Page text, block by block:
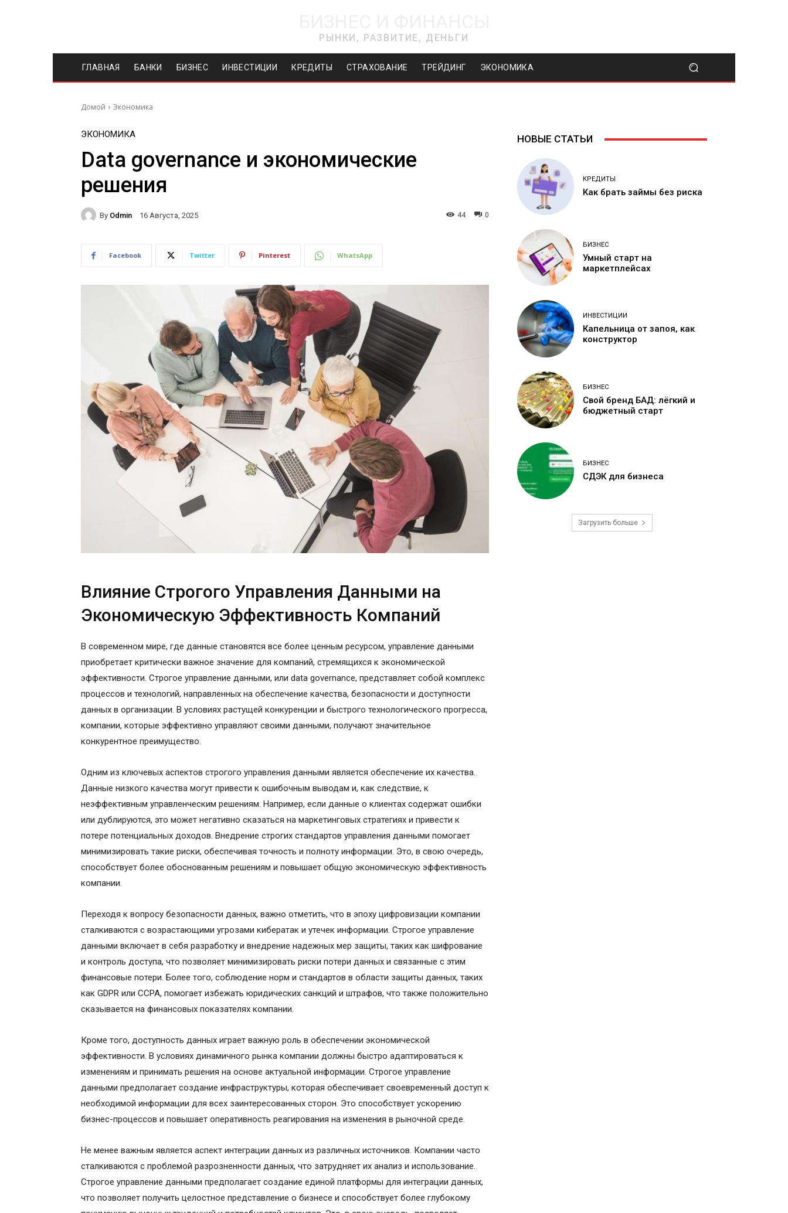
РЫНКИ, РАЗВИТИЕ, ДЕНЬГИ
ГЛАВНАЯ БАНКИ БИЗНЕС ИНВЕСТИЦИИ КРЕДИТЫ СТРАХОВАНИЕ ТРЕЙДИНГ ЭКОНОМИКА
Домой Экономика
ЭКОНОМИКА
Data governance и экономические
решения
By Odmin 16 Августа, 2025 0
44
Facebook Twitter Pinterest WhatsApp
Влияние Строгого Управления Данными на
Экономическую Эффективность Компаний
В современном мире, где данные становятся все более ценным ресурсом, управление данными
приобретает критически важное значение для компаний, стремящихся к экономической
эффективности. Строгое управление данными, или data governance, представляет собой комплекс
процессов и технологий, направленных на обеспечение качества, безопасности и доступности
данных в организации. В условиях растущей конкуренции и быстрого технологического прогресса,
компании, которые эффективно управляют своими данными, получают значительное
конкурентное преимущество.
Одним из ключевых аспектов строгого управления данными является обеспечение их качества.
Данные низкого качества могут привести к ошибочным выводам и, как следствие, к
неэффективным управленческим решениям. Например, если данные о клиентах содержат ошибки
или дублируются, это может негативно сказаться на маркетинговых стратегиях и привести к
потере потенциальных доходов. Внедрение строгих стандартов управления данными помогает
минимизировать такие риски, обеспечивая точность и полноту информации. Это, в свою очередь,
способствует более обоснованным решениям и повышает общую экономическую эффективность
компании.
Переходя к вопросу безопасности данных, важно отметить, что в эпоху цифровизации компании
сталкиваются с возрастающими угрозами кибератак и утечек информации. Строгое управление
данными включает в себя разработку и внедрение надежных мер защиты, таких как шифрование
и контроль доступа, что позволяет минимизировать риски потери данных и связанные с этим
финансовые потери. Более того, соблюдение норм и стандартов в области защиты данных, таких
как GDPR или CCPA, помогает избежать юридических санкций и штрафов, что также положительно
сказывается на финансовых показателях компании.
Кроме того, доступность данных играет важную роль в обеспечении экономической
эффективности. В условиях динамичного рынка компании должны быстро адаптироваться к
изменениям и принимать решения на основе актуальной информации. Строгое управление
данными предполагает создание инфраструктуры, которая обеспечивает своевременный доступ к
необходимой информации для всех заинтересованных сторон. Это способствует ускорению
бизнес-процессов и повышает оперативность реагирования на изменения в рыночной среде.
Не менее важным является аспект интеграции данных из различных источников. Компании часто
сталкиваются с проблемой разрозненности данных, что затрудняет их анализ и использование.
Строгое управление данными предполагает создание единой платформы для интеграции данных,
что позволяет получить целостное представление о бизнесе и способствует более глубокому
НОВЫЕ СТАТЬИ
КРЕДИТЫ
Как брать займы без риска
БИЗНЕС
Умный старт на
маркетплейсах
ИНВЕСТИЦИИ
Капельница от запоя, как
конструктор
БИЗНЕС
Свой бренд БАД: лёгкий и
бюджетный старт
БИЗНЕС
СДЭК для бизнеса
Загрузить больше